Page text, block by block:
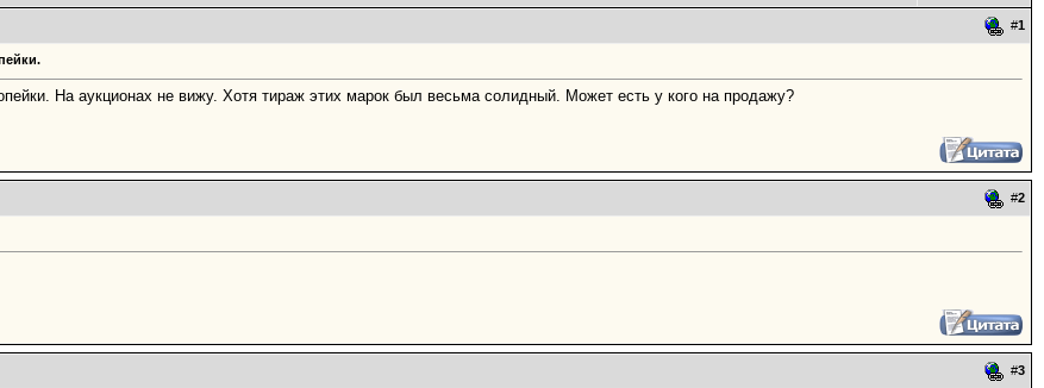
#1
На аукционах не вижу. Хотя тираж этих марок был весьма солидный. Может есть у кого на продажу?
#2
#3